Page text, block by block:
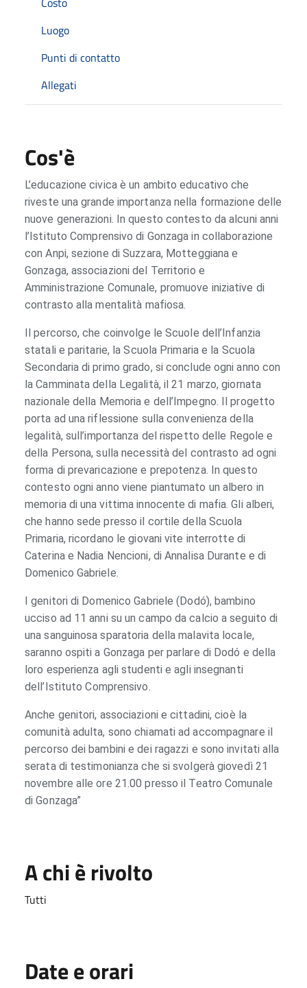
Luogo
Punti di contatto
Allegati
Cos'è
L’educazione civica è un ambito educativo che
riveste una grande importanza nella formazione delle
nuove generazioni. In questo contesto da alcuni anni
l’Istituto Comprensivo di Gonzaga in collaborazione
con Anpi, sezione di Suzzara, Motteggiana e
Gonzaga, associazioni del Territorio e
Amministrazione Comunale, promuove iniziative di
contrasto alla mentalità mafiosa.
Il percorso, che coinvolge le Scuole dell’Infanzia
statali e paritarie, la Scuola Primaria e la Scuola
Secondaria di primo grado, si conclude ogni anno con
la Camminata della Legalità, il 21 marzo, giornata
nazionale della Memoria e dell’Impegno. Il progetto
porta ad una riflessione sulla convenienza della
legalità, sull’importanza del rispetto delle Regole e
della Persona, sulla necessità del contrasto ad ogni
forma di prevaricazione e prepotenza. In questo
contesto ogni anno viene piantumato un albero in
memoria di una vittima innocente di mafia. Gli alberi,
che hanno sede presso il cortile della Scuola
Primaria, ricordano le giovani vite interrotte di
Caterina e Nadia Nencioni, di Annalisa Durante e di
Domenico Gabriele.
I genitori di Domenico Gabriele (Dodó), bambino
ucciso ad 11 anni su un campo da calcio a seguito di
una sanguinosa sparatoria della malavita locale,
saranno ospiti a Gonzaga per parlare di Dodó e della
loro esperienza agli studenti e agli insegnanti
dell’Istituto Comprensivo.
Anche genitori, associazioni e cittadini, cioè la
comunità adulta, sono chiamati ad accompagnare il
percorso dei bambini e dei ragazzi e sono invitati alla
serata di testimonianza che si svolgerà giovedì 21
novembre alle ore 21.00 presso il Teatro Comunale
di Gonzaga”
A chi è rivolto
Tutti
Date e orari